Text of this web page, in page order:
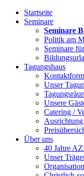
Startseite
Seminare
Seminare
Politik am
Seminare
Tagungshaus
Unser
Unsere
Catering /
Über uns
40 Jahre
Unser